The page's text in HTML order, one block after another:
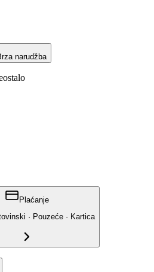
narudžba
Plaćanje
· Pouzeće · Kartica